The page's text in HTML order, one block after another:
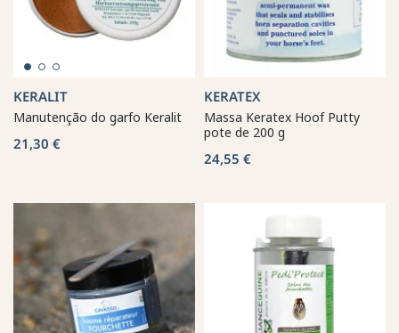
KERALIT
Manutenção do garfo Keralit
21,30 €
KERATEX
Massa Keratex Hoof Putty
pote de 200 g
24,55 €